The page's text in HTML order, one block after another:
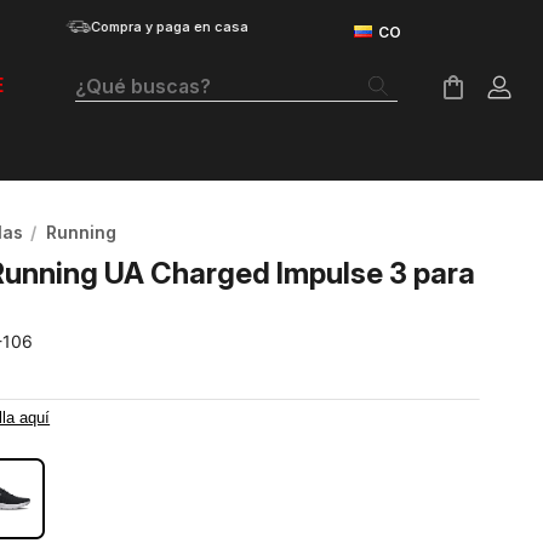
Compra y paga en casa
¿Qué buscas?
Running
UA Charged Impulse 3 para
aquí
Botas
Tenis Mujer
Tenis Hombre
Velociti Distance